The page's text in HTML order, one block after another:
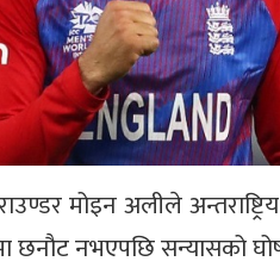
मोइन अलीले
छनौट नभएपछि सन्यासको